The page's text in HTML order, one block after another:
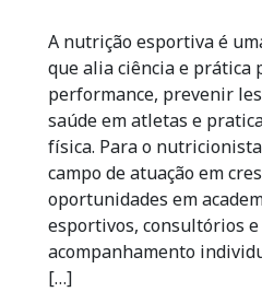
A nutrição esportiva é
que alia ciência e prática
performance, prevenir
saúde em atletas e
física. Para o
campo de atuação em
oportunidades em
esportivos, consultórios
acompanhamento
[…]